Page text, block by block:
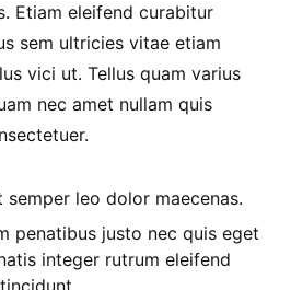
Etiam eleifend curabitur
sem ultricies vitae etiam
vici ut. Tellus quam varius
nec amet nullam quis
semper leo dolor maecenas.
penatibus justo nec quis eget
integer rutrum eleifend